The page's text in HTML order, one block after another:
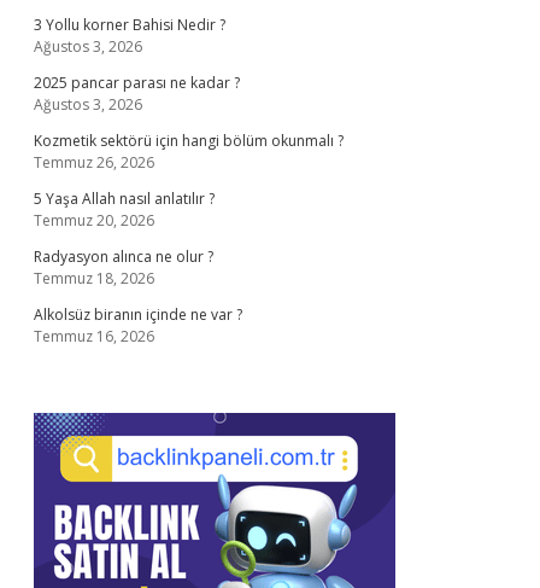
3 Yollu korner Bahisi Nedir ?
Ağustos 3, 2026
2025 pancar parası ne kadar ?
Ağustos 3, 2026
Kozmetik sektörü için hangi bölüm okunmalı ?
Temmuz 26, 2026
5 Yaşa Allah nasıl anlatılır ?
Temmuz 20, 2026
Radyasyon alınca ne olur ?
Temmuz 18, 2026
Alkolsüz biranın içinde ne var ?
Temmuz 16, 2026